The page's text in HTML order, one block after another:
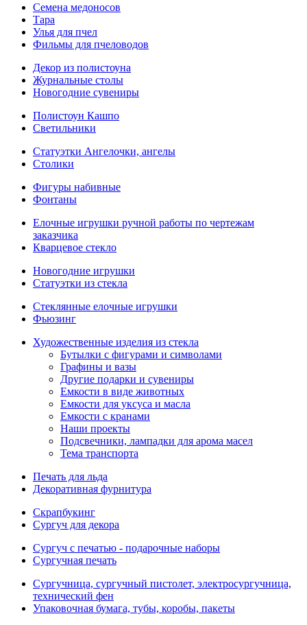
Семена медоносов
Тара
Улья для пчел
Фильмы для пчеловодов
Декор из полистоуна
Журнальные столы
Новогодние сувениры
Полистоун Кашпо
Светильники
Статуэтки Ангелочки, ангелы
Столики
Фигуры набивные
Фонтаны
Елочные игрушки ручной работы по чертежам
заказчика
Кварцевое стекло
Новогодние игрушки
Статуэтки из стекла
Стеклянные елочные игрушки
Фьюзинг
Художественные изделия из стекла
Бутылки с фигурами и символами
Графины и вазы
Другие подарки и сувениры
Емкости в виде животных
Емкости для уксуса и масла
Емкости с кранами
Наши проекты
Подсвечники, лампадки для арома масел
Тема транспорта
Печать для льда
Декоративная фурнитура
Скрапбукинг
Сургуч для декора
Сургуч с печатью - подарочные наборы
Сургучная печать
Сургучница, сургучный пистолет, электросургучница,
технический фен
Упаковочная бумага, тубы, коробы, пакеты